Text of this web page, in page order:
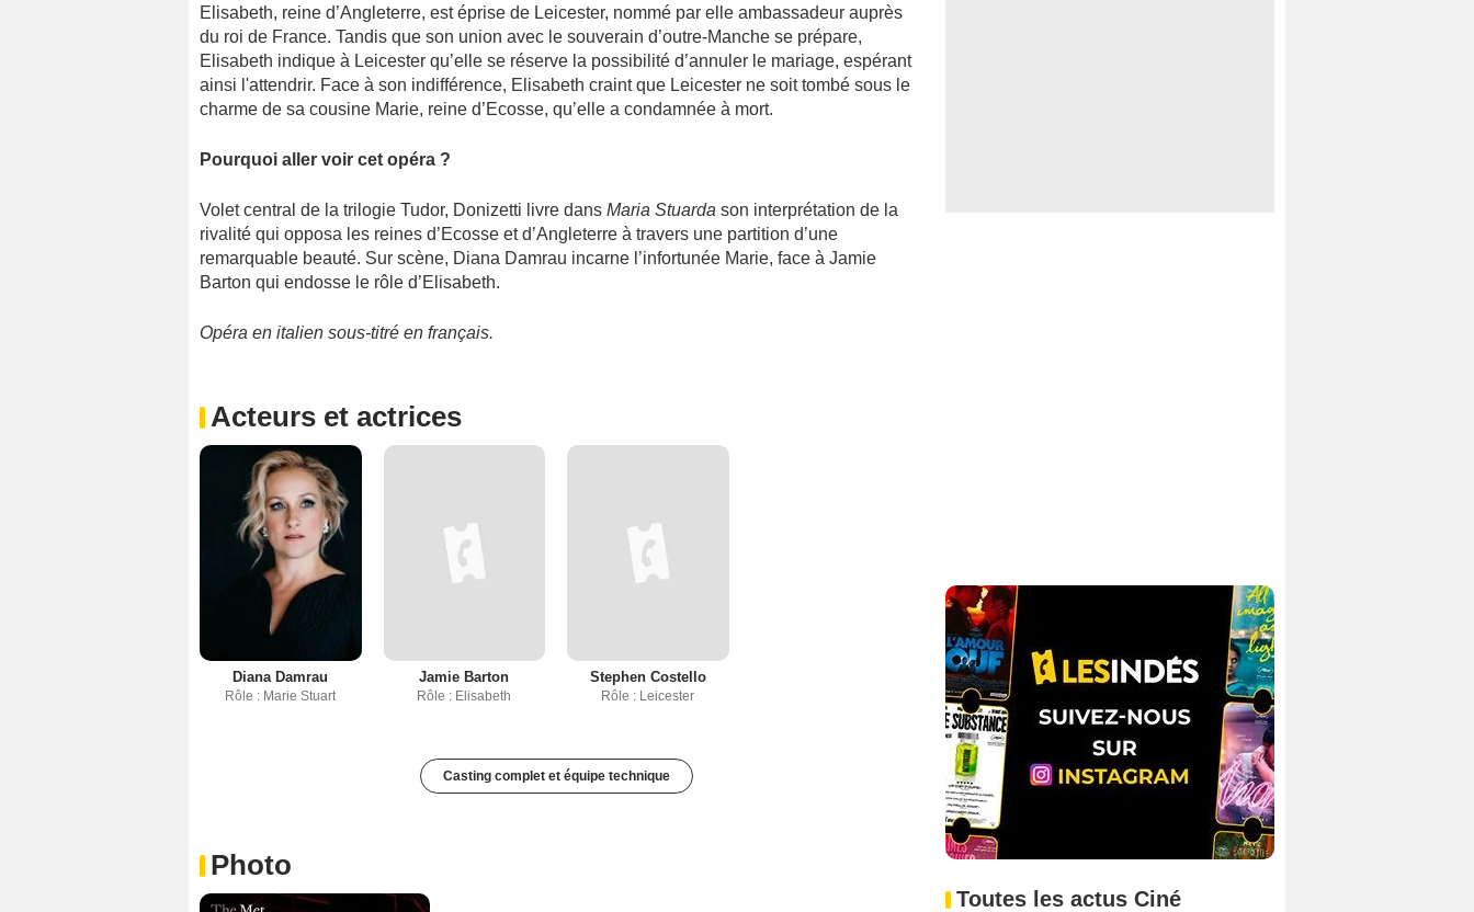
Elisabeth, reine d’Angleterre, est éprise de Leicester, nommé par elle ambassadeur auprès
du roi de France. Tandis que son union avec le souverain d’outre-Manche se prépare,
Elisabeth indique à Leicester qu’elle se réserve la possibilité d’annuler le mariage, espérant
ainsi l'attendrir. Face à son indifférence, Elisabeth craint que Leicester ne soit tombé sous le
charme de sa cousine Marie, reine d’Ecosse, qu’elle a condamnée à mort.
Pourquoi aller voir cet opéra ?
Volet central de la trilogie Tudor, Donizetti livre dans Maria Stuarda son interprétation de la
rivalité qui opposa les reines d’Ecosse et d’Angleterre à travers une partition d’une
remarquable beauté. Sur scène, Diana Damrau incarne l’infortunée Marie, face à Jamie
Barton qui endosse le rôle d’Elisabeth.
Opéra en italien sous-titré en français.
Acteurs et actrices
Diana Damrau
Rôle : Marie Stuart
Jamie Barton
Rôle : Elisabeth
Stephen Costello
Rôle : Leicester
Casting complet et équipe technique
Photo
Toutes les actus Ciné